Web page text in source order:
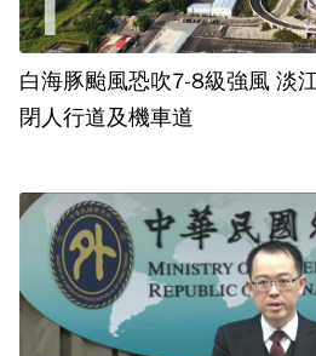
白海豚颱風恐吹7-8級強風 淡
閉人行道及機車道